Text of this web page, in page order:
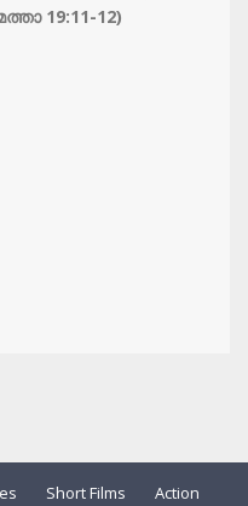
19:11-12)
Short Films Action